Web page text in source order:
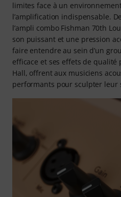
limites face à un
l’amplification indispensable.
l’ampli combo Fishman 70th
son puissant et une pression
faire entendre au sein d’un
efficace et ses effets de
Hall, offrent aux musiciens
performants pour sculpter leur